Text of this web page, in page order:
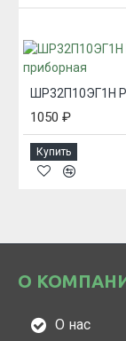
1050 ₽
Купить
О
О нас